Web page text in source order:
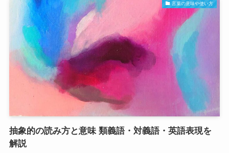
言葉の意味や使い方
抽象的の読み方と意味 類義語・対義語・英語表現を
解説